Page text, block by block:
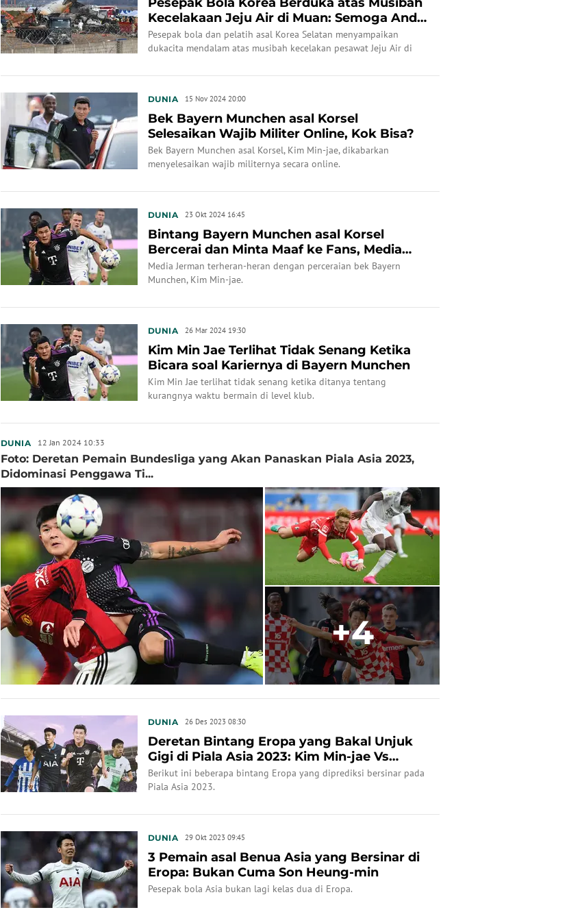
Kecelakaan Jeju Air di Muan: Semoga Anda
Menemukan...
Pesepak bola dan pelatih asal Korea Selatan menyampaikan
dukacita mendalam atas musibah kecelakan pesawat Jeju Air di
DUNIA 15 Nov 2024 20:00
Bek Bayern Munchen asal Korsel
Selesaikan Wajib Militer Online, Kok Bisa?
Bek Bayern Munchen asal Korsel, Kim Min-jae, dikabarkan
menyelesaikan wajib militernya secara online.
DUNIA 23 Okt 2024 16:45
Bintang Bayern Munchen asal Korsel
Bercerai dan Minta Maaf ke Fans, Media
Jerman Terheran-...
Media Jerman terheran-heran dengan perceraian bek Bayern
Munchen, Kim Min-jae.
DUNIA 26 Mar 2024 19:30
Kim Min Jae Terlihat Tidak Senang Ketika
Bicara soal Kariernya di Bayern Munchen
Kim Min Jae terlihat tidak senang ketika ditanya tentang
kurangnya waktu bermain di level klub.
DUNIA 12 Jan 2024 10:33
Foto: Deretan Pemain Bundesliga yang Akan Panaskan Piala Asia 2023,
Didominasi Penggawa Ti...
+4
DUNIA 26 Des 2023 08:30
Deretan Bintang Eropa yang Bakal Unjuk
Gigi di Piala Asia 2023: Kim Min-jae Vs
Kaoru Mitom...
Berikut ini beberapa bintang Eropa yang diprediksi bersinar pada
Piala Asia 2023.
DUNIA 29 Okt 2023 09:45
3 Pemain asal Benua Asia yang Bersinar di
Eropa: Bukan Cuma Son Heung-min
Pesepak bola Asia bukan lagi kelas dua di Eropa.